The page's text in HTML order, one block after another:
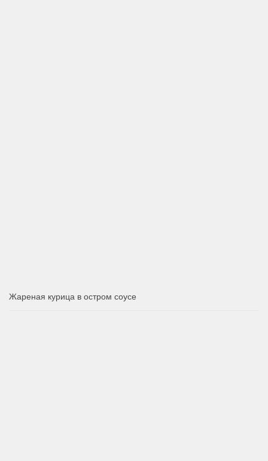
Жареная курица в остром соусе